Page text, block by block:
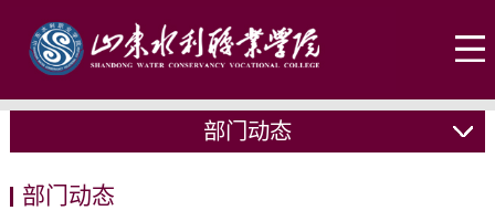
部门动态
部门动态